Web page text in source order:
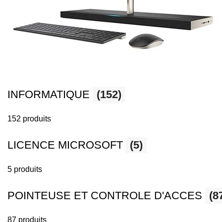
INFORMATIQUE (152)
152 produits
LICENCE MICROSOFT (5)
5 produits
POINTEUSE ET CONTROLE D'ACCES
87 produits